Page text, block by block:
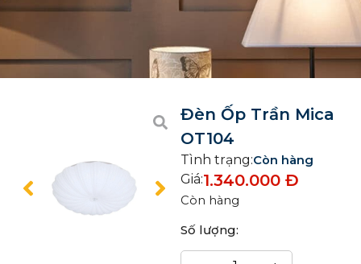
Đèn Ốp Trần Mica
OT104
Tình trạng:Còn hàng
Giá:1.340.000 Đ
Còn hàng
Số lượng: